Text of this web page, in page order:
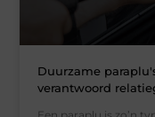
Duurzame
verantwoord